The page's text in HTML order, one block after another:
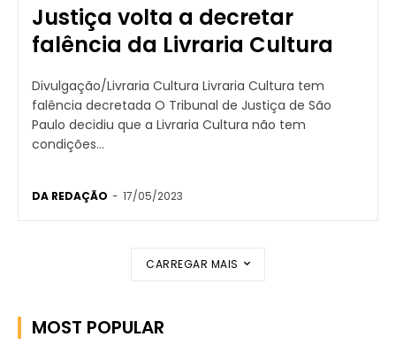
Justiça volta a decretar
falência da Livraria Cultura
Divulgação/Livraria Cultura Livraria Cultura tem
falência decretada O Tribunal de Justiça de São
Paulo decidiu que a Livraria Cultura não tem
condições...
DA REDAÇÃO - 17/05/2023
CARREGAR MAIS
MOST POPULAR